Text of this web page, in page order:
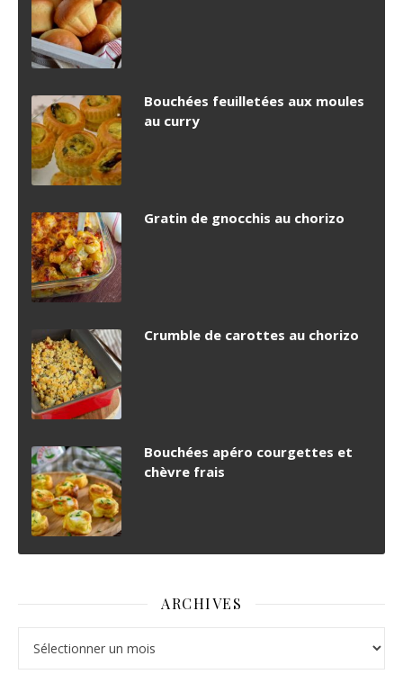
Bouchées feuilletées aux moules
au curry
Gratin de gnocchis au chorizo
Crumble de carottes au chorizo
Bouchées apéro courgettes et
chèvre frais
ARCHIVES